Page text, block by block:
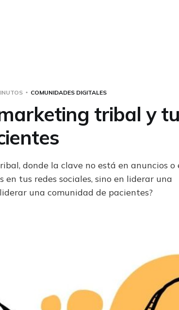
COMUNIDADES DIGITALES
tribal y
donde la clave no está en anuncios o
tus redes sociales, sino en liderar una
una comunidad de pacientes?